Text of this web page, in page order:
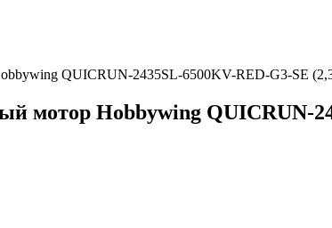
QUICRUN-2435SL-6500KV-RED-G3-SE
мотор Hobbywing QUICRUN-